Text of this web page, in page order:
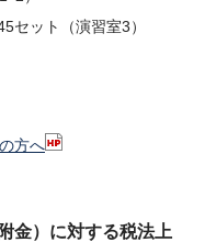
ット（演習室3）
方へ
金）に対する税法上